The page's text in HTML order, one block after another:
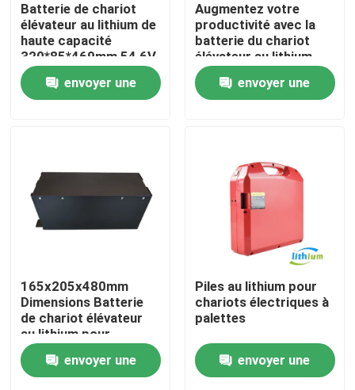
Au sujet de nous
Visite d'usine
Demandez une citation
batterie au lithium de chariot élévateur
Lithium électrique Ion Battery de chariot élévateur
Batterie de chariot élévateur au lithium-ion de 48 volts
Batterie de camion de palette
Batterie de chariot
élévateur au lithium de
haute capacité
320*85*469mm 54,6V
Longue durée de vie
envoyer une
Augmentez votre
productivité avec la
batterie du chariot
élévateur au lithium
envoyer une
165x205x480mm
Dimensions Batterie
de chariot élévateur
au lithium pour
applications lourdes
envoyer une
Piles au lithium pour
chariots électriques à
palettes
envoyer une